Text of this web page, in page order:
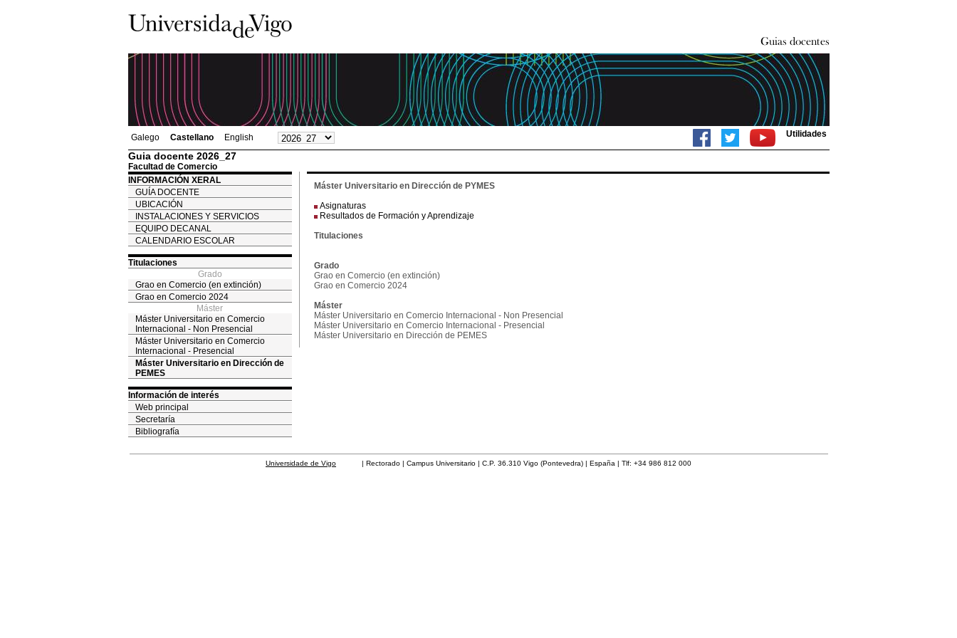
Galego Castellano English Utilidades
Guia docente 2026_27
Facultad de Comercio
INFORMACIÓN XERAL
GUÍA DOCENTE
UBICACIÓN
INSTALACIONES Y SERVICIOS
EQUIPO DECANAL
CALENDARIO ESCOLAR
Titulaciones
Grado
Grao en Comercio (en extinción)
Grao en Comercio 2024
Máster
Máster Universitario en Comercio
Internacional - Non Presencial
Máster Universitario en Comercio
Internacional - Presencial
Máster Universitario en Dirección de
PEMES
Información de interés
Web principal
Secretaría
Bibliografía
Máster Universitario en Dirección de PYMES
Asignaturas
Resultados de Formación y Aprendizaje
Titulaciones
Grado
Grao en Comercio (en extinción)
Grao en Comercio 2024
Máster
Máster Universitario en Comercio Internacional - Non Presencial
Máster Universitario en Comercio Internacional - Presencial
Máster Universitario en Dirección de PEMES
Universidade de Vigo | Rectorado | Campus Universitario | C.P. 36.310 Vigo (Pontevedra) | España | Tlf: +34 986 812 000